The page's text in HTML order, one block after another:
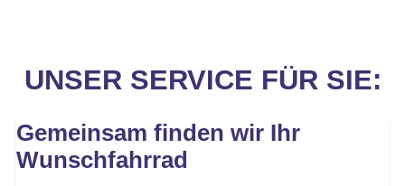
UNSER SERVICE FÜR SIE:
Gemeinsam finden wir Ihr
Wunschfahrrad